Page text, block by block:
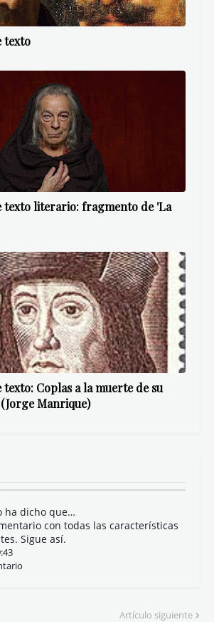
texto
texto literario: fragmento de 'La
Coplas a la muerte de su
Manrique)
ha dicho que…
con todas las características
Sigue así.
Artículo siguiente